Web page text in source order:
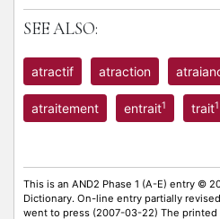
SEE ALSO:
atractif atraction
atraitement entrait1 trait1
This is an AND2 Phase 1 (A-E) entry ©
Dictionary. On-line entry partially
went to press (2007-03-22) The printed